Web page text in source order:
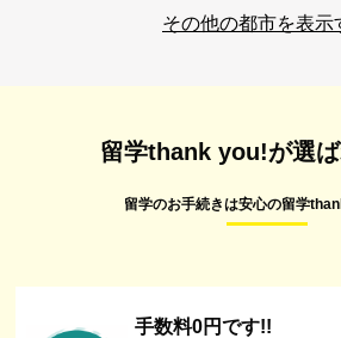
その他の都市を表示
留学thank you!が選
留学のお手続きは安心の留学
手数料0円です!!